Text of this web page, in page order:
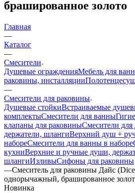
брашированное золото
Главная
—
Каталог
—
Смесители
Душевые огражденияМебель для
раковины, инсталляции
—
Смесители для раковины
Душевые стойкиВстраиваемые
комплектыСмесители для ванны
клапаны для раковиныСмесители для
держатели, шлангиВерхний душ +
набореСмесители для ванны в наборе
кухниВерхние и ручные души,
шлангиИзливыСифоны для раковины
—Смеситель для раковины Дайс
однорычажный, брашированное
Новинка